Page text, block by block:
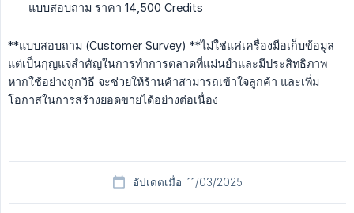
แบบสอบถาม ราคา 14,500 Credits
**แบบสอบถาม (Customer Survey) **ไม่ใช่แค่เครื่องมือเก็บข้อมูล
แต่เป็นกุญแจสำคัญในการทำการตลาดที่แม่นยำและมีประสิทธิภาพ
หากใช้อย่างถูกวิธี จะช่วยให้ร้านค้าสามารถเข้าใจลูกค้า และเพิ่ม
โอกาสในการสร้างยอดขายได้อย่างต่อเนื่อง
อัปเดตเมื่อ: 11/03/2025